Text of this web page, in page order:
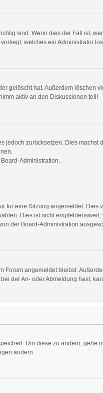
sind. Wenn dies der Fall ist,
welches ein Administrator
gelöscht hat. Außerdem löschen
aktiv an den Diskussionen teil!
zurücksetzen. Dies
Administration.
für eine Sitzung angemeldet.
Dies ist nicht
der Board-Administration
Forum angemeldet bleibst.
der An- oder Abmeldung hast,
Um diese zu ändern, gehe
ändern.